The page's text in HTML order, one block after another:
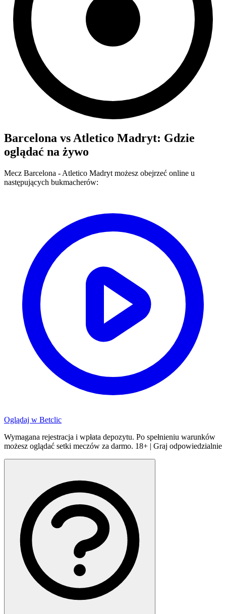
Barcelona vs Atletico Madryt: Gdzie
oglądać na żywo
Mecz Barcelona - Atletico Madryt możesz obejrzeć online u
następujących bukmacherów:
Oglądaj w Betclic
Wymagana rejestracja i wpłata depozytu. Po spełnieniu warunków
możesz oglądać setki meczów za darmo. 18+ | Graj odpowiedzialnie